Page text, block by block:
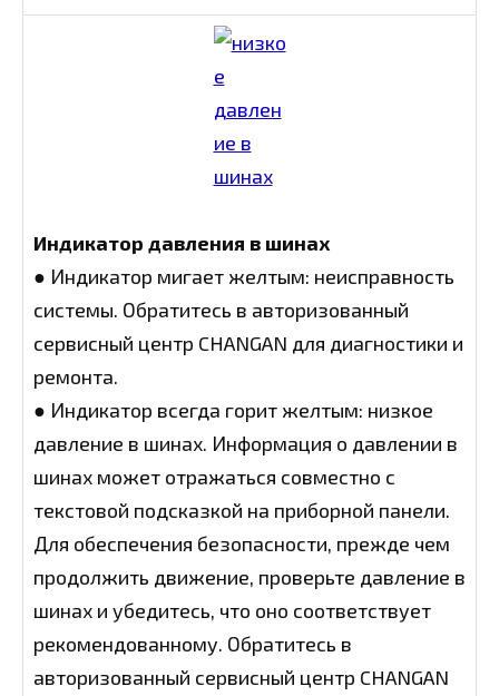
Индикатор давления в шинах
● Индикатор мигает желтым: неисправность
системы. Обратитесь в авторизованный
сервисный центр CHANGAN для диагностики и
ремонта.
● Индикатор всегда горит желтым: низкое
давление в шинах. Информация о давлении в
шинах может отражаться совместно с
текстовой подсказкой на приборной панели.
Для обеспечения безопасности, прежде чем
продолжить движение, проверьте давление в
шинах и убедитесь, что оно соответствует
рекомендованному. Обратитесь в
авторизованный сервисный центр CHANGAN